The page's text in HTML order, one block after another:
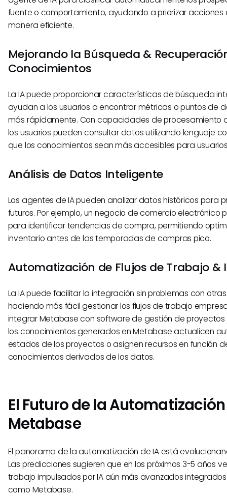
fuente o comportamiento, ayudando a priorizar
manera eficiente.
Mejorando la Búsqueda &
Conocimientos
La IA puede proporcionar características de búsqueda
ayudan a los usuarios a encontrar métricas o puntos de
más rápidamente. Con capacidades de procesamiento
los usuarios pueden consultar datos utilizando lenguaje
que los conocimientos sean más accesibles para
Análisis de Datos Inteligente
Los agentes de IA pueden analizar datos históricos para
futuros. Por ejemplo, un negocio de comercio electrónico
para identificar tendencias de compra, permitiendo
inventario antes de las temporadas de compras pico.
Automatización de Flujos de Trabajo &
La IA puede facilitar la integración sin problemas con
haciendo más fácil gestionar los flujos de trabajo
integrar Metabase con software de gestión de
los conocimientos generados en Metabase actualicen
estados de los proyectos o asignen recursos en función
conocimientos derivados de los datos.
El Futuro de la
Metabase
El panorama de la automatización de IA está
Las predicciones sugieren que en los próximos 3-5 años
trabajo impulsados por IA aún más avanzados
como Metabase.